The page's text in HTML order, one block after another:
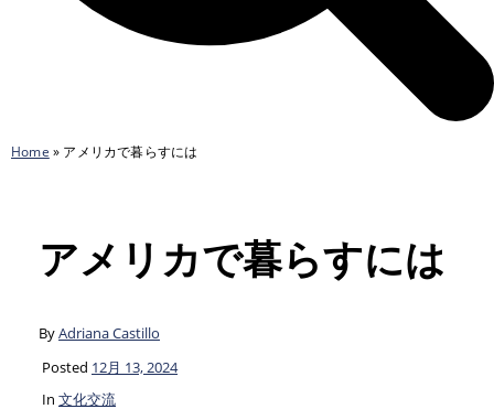
Home » アメリカで暮らすには
アメリカで暮らすには
ByAdriana Castillo
Posted 12月 13, 2024
In 文化交流